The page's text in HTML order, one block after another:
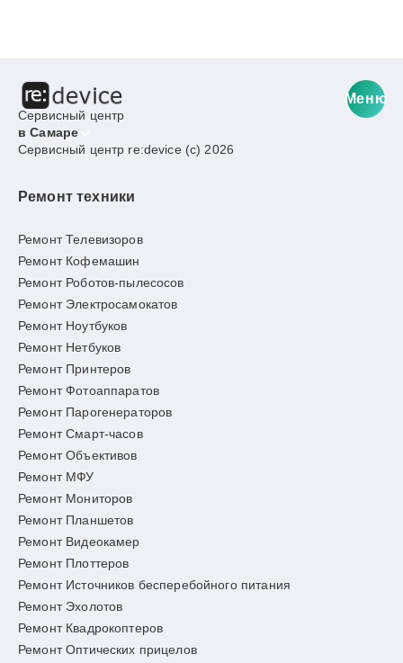
Сервисный центр
в Самаре
Меню
Сервисный центр re:device (c) 2026
Ремонт техники
Ремонт Телевизоров
Ремонт Кофемашин
Ремонт Роботов-пылесосов
Ремонт Электросамокатов
Ремонт Ноутбуков
Ремонт Нетбуков
Ремонт Принтеров
Ремонт Фотоаппаратов
Ремонт Парогенераторов
Ремонт Смарт-часов
Ремонт Объективов
Ремонт МФУ
Ремонт Мониторов
Ремонт Планшетов
Ремонт Видеокамер
Ремонт Плоттеров
Ремонт Источников бесперебойного питания
Ремонт Эхолотов
Ремонт Квадрокоптеров
Ремонт Оптических прицелов